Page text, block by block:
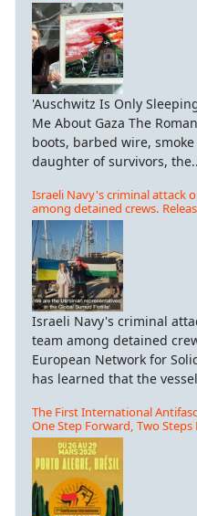
'Auschwitz Is Only
Me About Gaza The
boots, barbed wire,
daughter of survivors,
Israeli Navy's criminal attack
among detained crews.
Israeli Navy's criminal
team among detained
European Network for
has learned that the
The First International
One Step Forward, Two Steps